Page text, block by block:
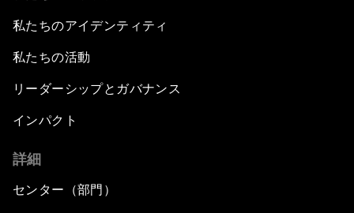
私たちのアイデンティティ
私たちの活動
リーダーシップとガバナンス
インパクト
詳細
センター（部門）